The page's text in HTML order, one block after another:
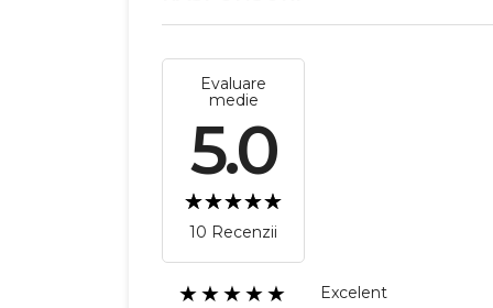
Evaluare
medie
5.0
10 Recenzii
★★★★★ Excelent